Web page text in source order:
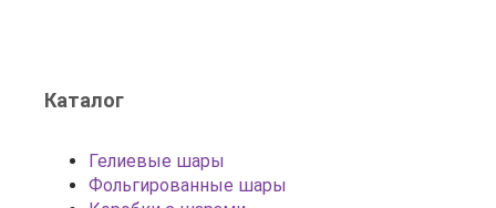
Каталог
Гелиевые шары
Фольгированные шары